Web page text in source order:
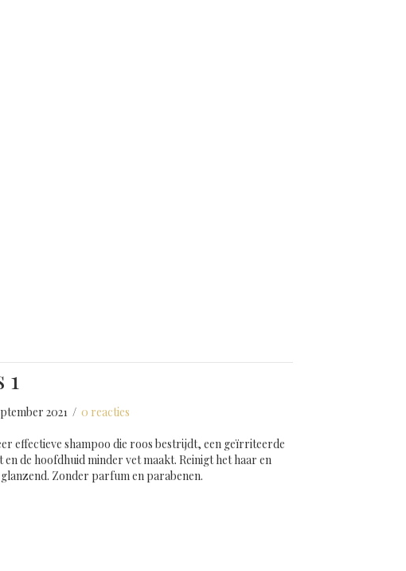
1
2021 / 0 reacties
effectieve shampoo die roos bestrijdt, een geïrriteerde
de hoofdhuid minder vet maakt. Reinigt het haar en
Zonder parfum en parabenen.